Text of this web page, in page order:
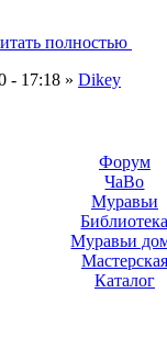
- 17:18 » Dikey
Форум
ЧаВо
Муравьи
Муравьи
Мастерская
Каталог